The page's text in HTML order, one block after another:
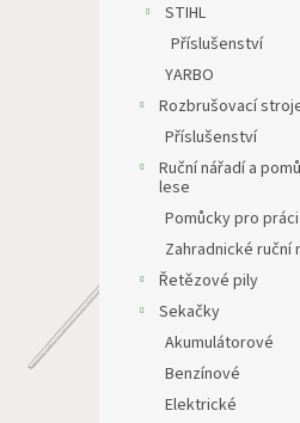
STIHL
Příslušenství
YARBO
Rozbrušovací
Příslušenství
Ruční nářadí a
lese
Pomůcky pro
Zahradnické ruční
Řetězové pily
Sekačky
Akumulátorové
Benzínové
Elektrické